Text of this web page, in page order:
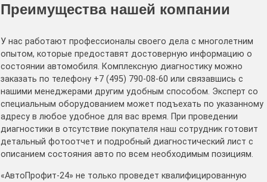
Преимущества нашей компании
У нас работают профессионалы своего дела с многолетним
опытом, которые предоставят достоверную информацию о
состоянии автомобиля. Комплексную диагностику можно
заказать по телефону +7 (495) 790-08-60 или связавшись с
нашими менеджерами другим удобным способом. Эксперт со
специальным оборудованием может подъехать по указанному
адресу в любое удобное для вас время. При проведении
диагностики в отсутствие покупателя наш сотрудник готовит
детальный фотоотчет и подробный диагностический лист с
описанием состояния авто по всем необходимым позициям.
«АвтоПрофит-24» не только проведет квалифицированную